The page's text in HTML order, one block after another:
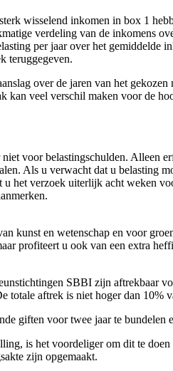
wisselend inkomen in box 1
verdeling van de inkomens
per jaar over het
teruggegeven.
over de jaren van het
veel verschil maken voor de
voor belastingschulden.
Als u verwacht dat u belasting
het verzoek uiterlijk acht weken
kunst en wetenschap en voor
profiteert u ook van een extra
SBBI zijn aftrekbaar
totale aftrek is niet hoger dan 10%
giften voor twee jaar te bundelen
is het voordeliger om dit te
zijn opgemaakt.